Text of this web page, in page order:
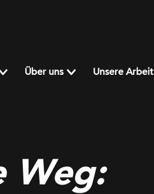
Über uns Unsere Arbeit
Weg: